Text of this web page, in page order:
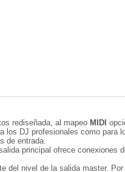
rediseñada, al mapeo MIDI
los DJ profesionales como para
de entrada.
principal ofrece conexiones
nivel de la salida master.